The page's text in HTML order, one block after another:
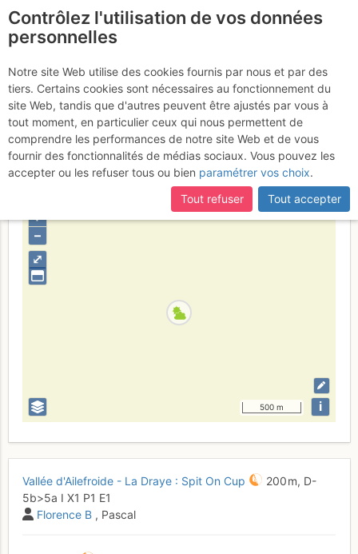
Vallée d'Ailefroide - La
Draye : Spit On Cup
Dimanche 21
mai 2017
Hautes-Alpes
⤢
+
–
500 m i
Vallée d'Ailefroide - La Draye : Spit On Cup 200 m, D-
5b>5a I X1 P1 E1
Florence B , Pascal
Contrôlez l'utilisation de vos données
personnelles
Notre site Web utilise des cookies fournis par nous et par des
tiers. Certains cookies sont nécessaires au fonctionnement du
site Web, tandis que d'autres peuvent être ajustés par vous à
tout moment, en particulier ceux qui nous permettent de
comprendre les performances de notre site Web et de vous
fournir des fonctionnalités de médias sociaux. Vous pouvez les
accepter ou les refuser tous ou bien paramétrer vos choix.
Tout refuser
Tout accepter